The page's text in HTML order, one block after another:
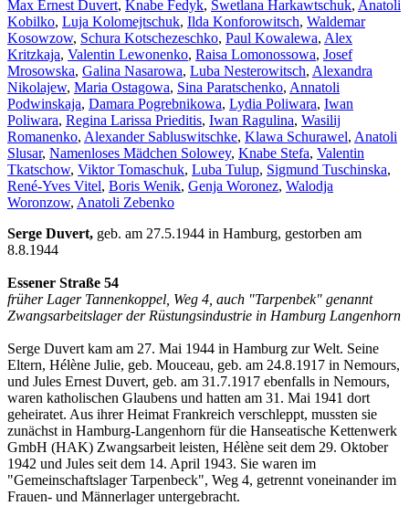
Max Ernest Duvert, Knabe Fedyk, Swetlana Harkawtschuk, Anatoli
Kobilko, Luja Kolomejtschuk, Ilda Konforowitsch, Waldemar
Kosowzow, Schura Kotschezeschko, Paul Kowalewa, Alex
Kritzkaja, Valentin Lewonenko, Raisa Lomonossowa, Josef
Mrosowska, Galina Nasarowa, Luba Nesterowitsch, Alexandra
Nikolajew, Maria Ostagowa, Sina Paratschenko, Annatoli
Podwinskaja, Damara Pogrebnikowa, Lydia Poliwara, Iwan
Poliwara, Regina Larissa Prieditis, Iwan Ragulina, Wasilij
Romanenko, Alexander Sabluswitschke, Klawa Schurawel, Anatoli
Slusar, Namenloses Mädchen Solowey, Knabe Stefa, Valentin
Tkatschow, Viktor Tomaschuk, Luba Tulup, Sigmund Tuschinska,
René-Yves Vitel, Boris Wenik, Genja Woronez, Walodja
Woronzow, Anatoli Zebenko
Serge Duvert, geb. am 27.5.1944 in Hamburg, gestorben am
8.8.1944
Essener Straße 54
früher Lager Tannenkoppel, Weg 4, auch "Tarpenbek" genannt
Zwangsarbeitslager der Rüstungsindustrie in Hamburg Langenhorn
Serge Duvert kam am 27. Mai 1944 in Hamburg zur Welt. Seine
Eltern, Hélène Julie, geb. Mouceau, geb. am 24.8.1917 in Nemours,
und Jules Ernest Duvert, geb. am 31.7.1917 ebenfalls in Nemours,
waren katholischen Glaubens und hatten am 31. Mai 1941 dort
geheiratet. Aus ihrer Heimat Frankreich verschleppt, mussten sie
zunächst in Hamburg-Langenhorn für die Hanseatische Kettenwerk
GmbH (HAK) Zwangsarbeit leisten, Hélène seit dem 29. Oktober
1942 und Jules seit dem 14. April 1943. Sie waren im
"Gemeinschaftslager Tarpenbeck", Weg 4, getrennt voneinander im
Frauen- und Männerlager untergebracht.